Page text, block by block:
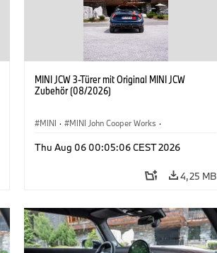
MINI JCW 3-Türer mit Original MINI JCW
Zubehör (08/2026)
MINI · MINI John Cooper Works ·
Sonderausstattungen, Zubehör
Thu Aug 06 00:05:06 CEST 2026
4,25 MB